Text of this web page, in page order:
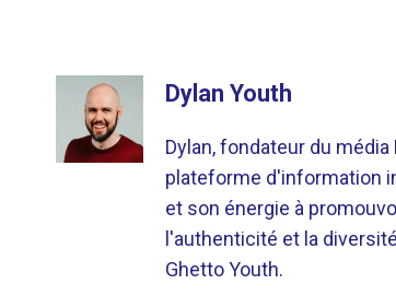
Dylan Youth
Dylan, fondateur du
plateforme d'information
et son énergie à
l'authenticité et la
Ghetto Youth.